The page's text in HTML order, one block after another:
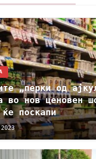
„перки од
во нов ценовен
поскапи